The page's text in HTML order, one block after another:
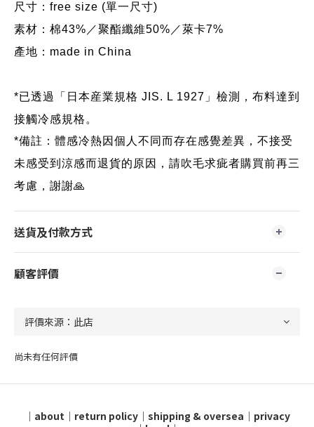
尺寸：free size (單一尺寸)
素材：棉43%／聚酯纖維50%／萊卡7%
產地：made in China
*已透過「 日本産業規格 JIS. L 1927 」 檢測， 布料達到
接觸冷感規格。
*備註：體感冷熱因個人不同而存在感覺差異，不接受
未感受到涼感而退貨的原因，請吹毛求疵者購買前再三
考慮，謝謝🙏
送貨及付款方式
顧客評價
尚未有任何評價
｜ about｜ return policy｜ shipping & oversea ｜ privacy